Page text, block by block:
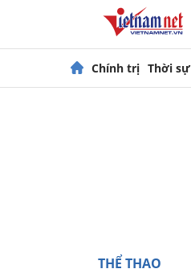
Chính trị Thời sự
THỂ THAO